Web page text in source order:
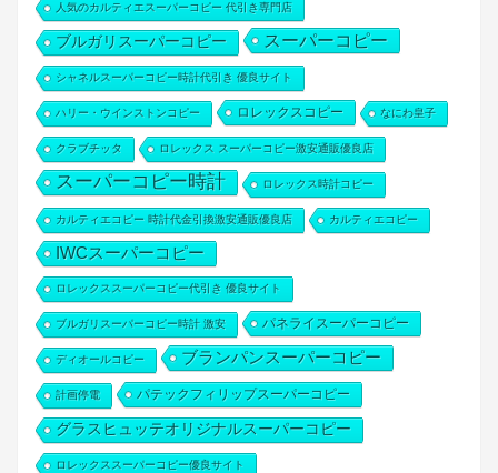
人気のカルティエスーパーコピー 代引き専門店
ブルガリスーパーコピー スーパーコピー
シャネルスーパーコピー時計代引き 優良サイト
ハリー・ウインストンコピー ロレックスコピー なにわ皇子
クラブチッタ ロレックス スーパーコピー激安通販優良店
スーパーコピー時計 ロレックス時計コピー
カルティエコピー 時計代金引換激安通販優良店 カルティエコピー
IWCスーパーコピー
ロレックススーパーコピー代引き 優良サイト
ブルガリスーパーコピー時計 激安 パネライスーパーコピー
ディオールコピー ブランパンスーパーコピー
計画停電 パテックフィリップスーパーコピー
グラスヒュッテオリジナルスーパーコピー
ロレックススーパーコピー優良サイト